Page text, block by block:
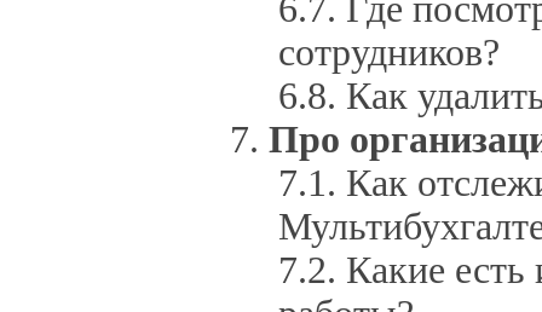
Где
сотрудников?
Как
Про
Как
Какие есть